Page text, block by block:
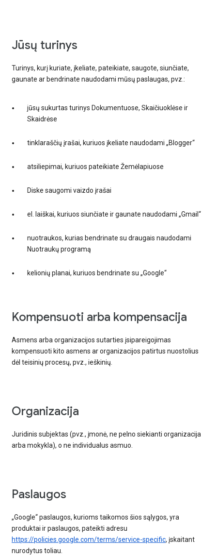
jūsų turinys
Turinys, kurį kuriate, įkeliate, pateikiate, saugote, siunčiate,
gaunate ar bendrinate naudodami mūsų paslaugas, pvz.:
jūsų sukurtas turinys Dokumentuose, Skaičiuoklėse ir
Skaidrėse
tinklaraščių įrašai, kuriuos įkeliate naudodami „Blogger“
atsiliepimai, kuriuos pateikiate Žemėlapiuose
Diske saugomi vaizdo įrašai
el. laiškai, kuriuos siunčiate ir gaunate naudodami „Gmail“
nuotraukos, kurias bendrinate su draugais naudodami
Nuotraukų programą
kelionių planai, kuriuos bendrinate su „Google“
kompensuoti arba kompensacija
Asmens arba organizacijos sutarties įsipareigojimas
kompensuoti kito asmens ar organizacijos patirtus nuostolius
dėl teisinių procesų, pvz., ieškinių.
organizacija
Juridinis subjektas (pvz., įmonė, ne pelno siekianti organizacija
arba mokykla), o ne individualus asmuo.
paslaugos
„Google“ paslaugos, kurioms taikomos šios sąlygos, yra
produktai ir paslaugos, pateikti adresu
https://policies.google.com/terms/service-specific, įskaitant
nurodytus toliau.